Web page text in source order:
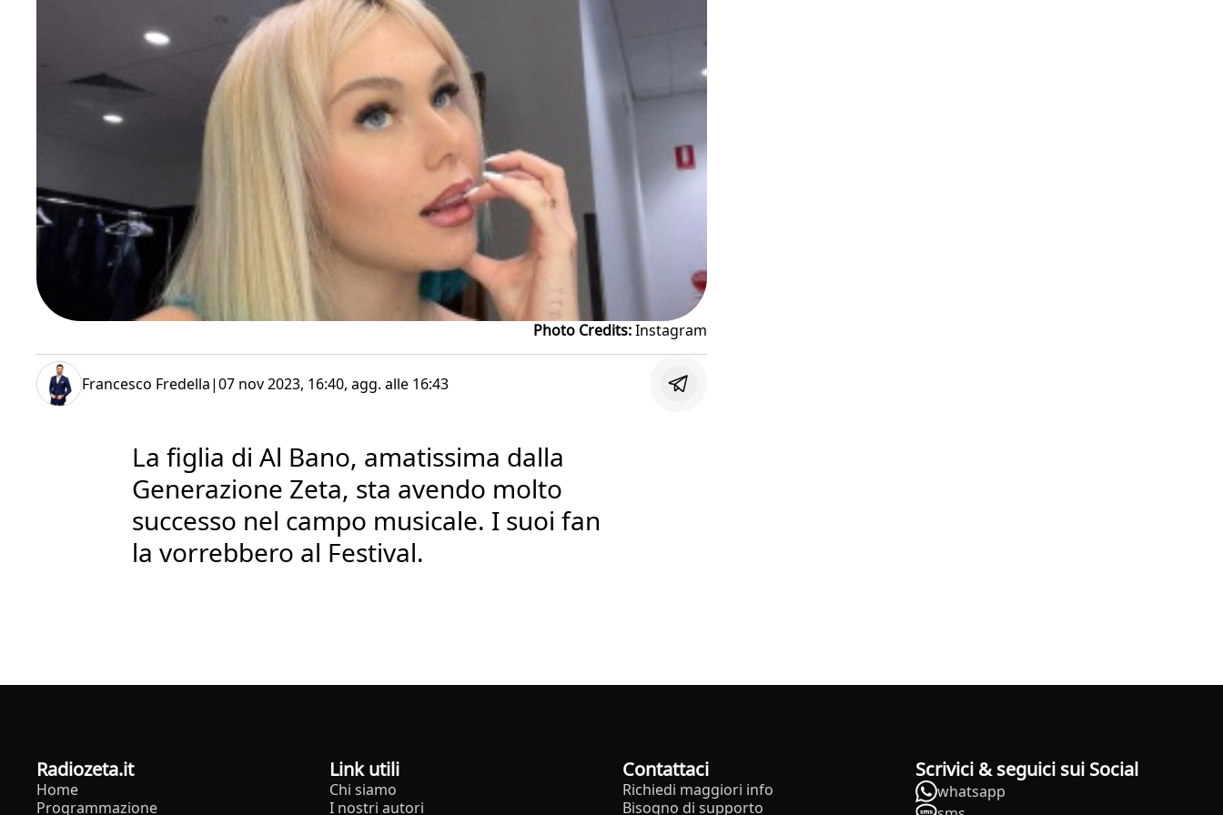
Photo Credits:Instagram
Francesco Fredella|07 nov 2023, 16:40, agg. alle 16:43
La figlia di Al Bano, amatissima dalla
Generazione Zeta, sta avendo molto
successo nel campo musicale. I suoi fan
la vorrebbero al Festival.
radiozeta.it
Home
Programmazione
Link utili
Chi siamo
I nostri autori
Contattaci
Richiedi maggiori info
Bisogno di supporto
Scrivici & seguici sui Social
whatsapp